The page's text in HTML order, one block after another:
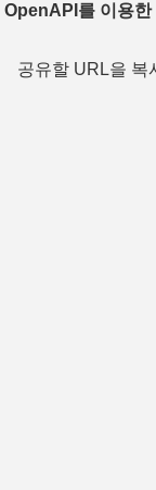
OpenAPI를 이용한
공유할 URL을 복